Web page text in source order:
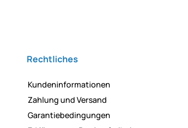
Rechtliches
Kundeninformationen
Zahlung und Versand
Garantiebedingungen